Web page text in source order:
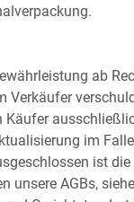
ab
Verkäufer
Käufer
im
ist
unsere AGBs,